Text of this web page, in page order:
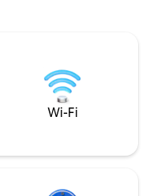
za ubytovanie vo
za noc sa platí na
Wi-Fi